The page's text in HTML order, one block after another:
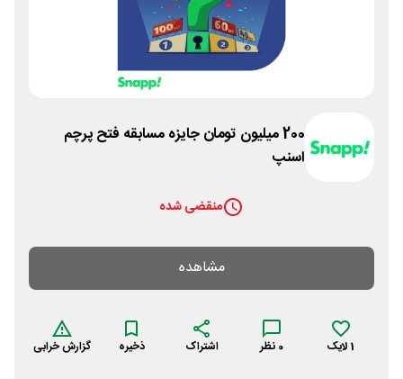
200 میلیون تومان جایزه مسابقه فتح پرچم
اسنپ
منقضی شده
مشاهده
1لایک 0 نظر اشتراک ذخیره گزارش خرابی